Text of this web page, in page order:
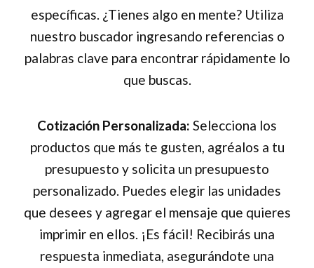
específicas. ¿Tienes algo en mente? Utiliza
nuestro buscador ingresando referencias o
palabras clave para encontrar rápidamente lo
que buscas.
Cotización Personalizada: Selecciona los
productos que más te gusten, agréalos a tu
presupuesto y solicita un presupuesto
personalizado. Puedes elegir las unidades
que desees y agregar el mensaje que quieres
imprimir en ellos. ¡Es fácil! Recibirás una
respuesta inmediata, asegurándote una